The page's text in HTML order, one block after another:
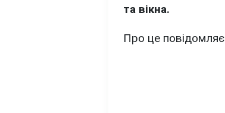
та вікна.
Про це повідомляє